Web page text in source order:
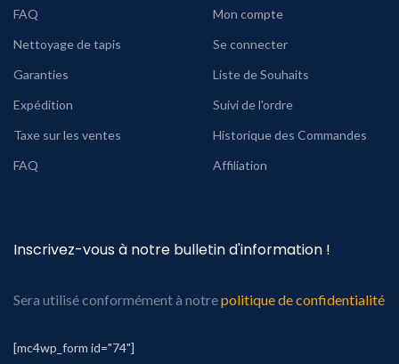
FAQ
Nettoyage de tapis
Garanties
Expédition
Taxe sur les ventes
FAQ
Mon compte
Se connecter
Liste de Souhaits
Suivi de l'ordre
Historique des Commandes
Affiliation
Inscrivez-vous à notre bulletin d'information !
Sera utilisé conformément à notrepolitique de confidentialité
[mc4wp_form id="74"]